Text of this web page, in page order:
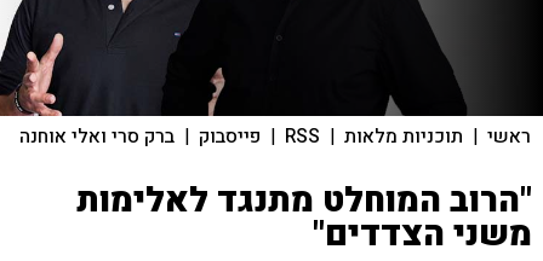
ראשי | תוכניות מלאות |
RSS
| פייסבוק | ברק סרי ואלי אוחנה
"הרוב המוחלט מתנגד לאלימות
משני הצדדים"